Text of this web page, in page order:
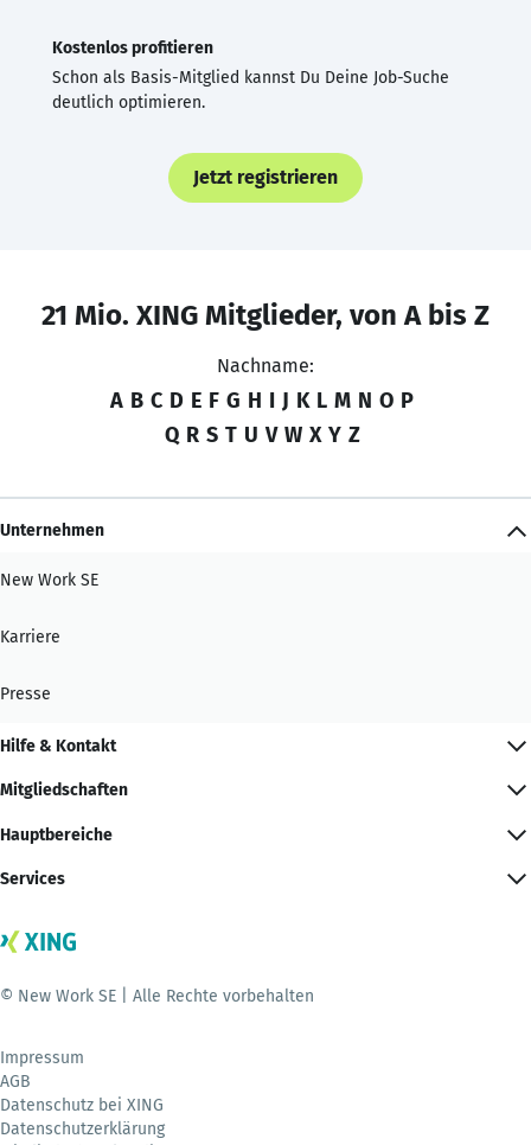
Kostenlos profitieren
Schon als Basis-Mitglied kannst Du Deine Job-Suche
deutlich optimieren.
Jetzt registrieren
21 Mio. XING Mitglieder, von A bis Z
Nachname:
A B C D E F G H I J K L M N O P
Q R S T U V W X Y Z
Unternehmen
New Work SE
Karriere
Presse
Hilfe & Kontakt
Mitgliedschaften
Hauptbereiche
Services
© New Work SE | Alle Rechte vorbehalten
Impressum
AGB
Datenschutz bei XING
Datenschutzerklärung